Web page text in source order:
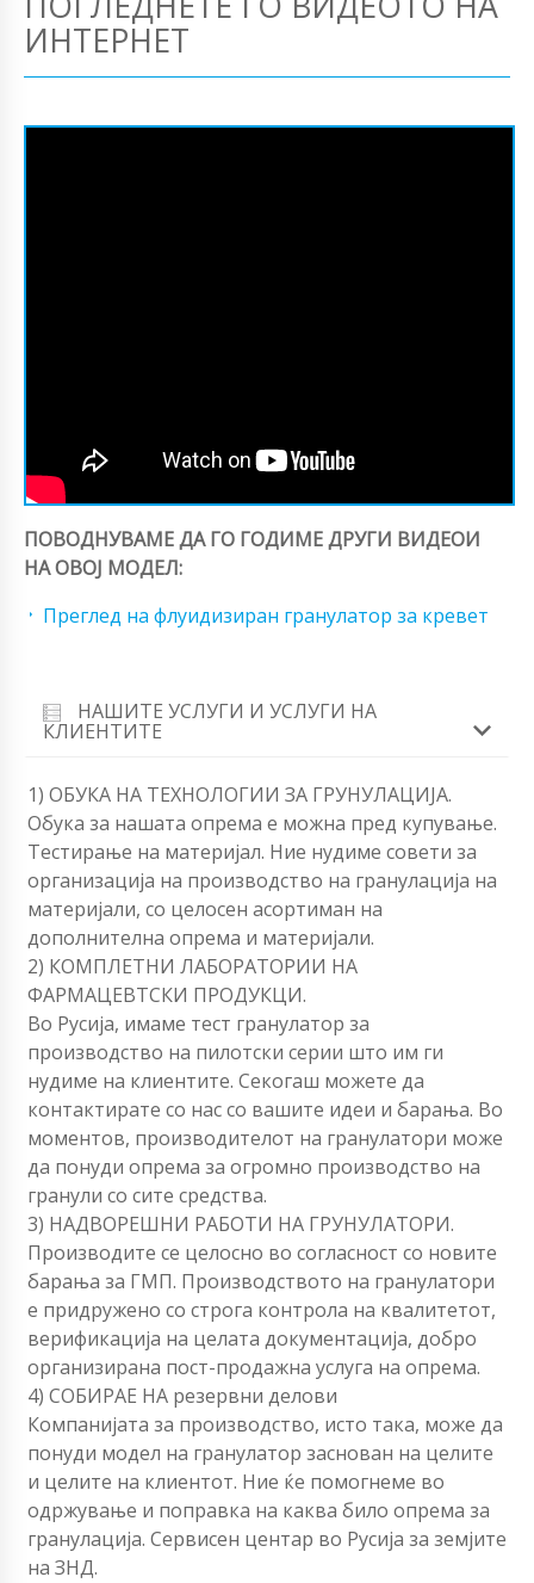
ИНТЕРНЕТ
ПОВОДНУВАМЕ ДА ГО ГОДИМЕ ДРУГИ ВИДЕОИ
НА ОВОЈ МОДЕЛ:
Преглед на флуидизиран гранулатор за кревет
НАШИТЕ УСЛУГИ И УСЛУГИ НА
КЛИЕНТИТЕ
1) ОБУКА НА ТЕХНОЛОГИИ ЗА ГРУНУЛАЦИЈА.
Обука за нашата опрема е можна пред купување.
Тестирање на материјал. Ние нудиме совети за
организација на производство на гранулација на
материјали, со целосен асортиман на
дополнителна опрема и материјали.
2) КОМПЛЕТНИ ЛАБОРАТОРИИ НА
ФАРМАЦЕВТСКИ ПРОДУКЦИ.
Во Русија, имаме тест гранулатор за
производство на пилотски серии што им ги
нудиме на клиентите. Секогаш можете да
контактирате со нас со вашите идеи и барања. Во
моментов, производителот на гранулатори може
да понуди опрема за огромно производство на
гранули со сите средства.
3) НАДВОРЕШНИ РАБОТИ НА ГРУНУЛАТОРИ.
Производите се целосно во согласност со новите
барања за ГМП. Производството на гранулатори
е придружено со строга контрола на квалитетот,
верификација на целата документација, добро
организирана пост-продажна услуга на опрема.
4) СОБИРАЕ НА резервни делови
Компанијата за производство, исто така, може да
понуди модел на гранулатор заснован на целите
и целите на клиентот. Ние ќе помогнеме во
одржување и поправка на каква било опрема за
гранулација. Сервисен центар во Русија за земјите
на ЗНД.